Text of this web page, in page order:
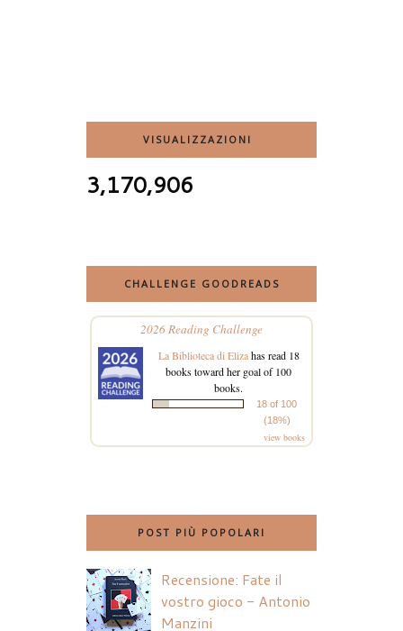
VISUALIZZAZIONI
3,170,906
CHALLENGE GOODREADS
2026 Reading Challenge
La Biblioteca di Elizahas read 18
books toward her goal of 100
books.
18 of 100
(18%)
view books
POST PIÙ POPOLARI
Recensione: Fate il
vostro gioco - Antonio
Manzini